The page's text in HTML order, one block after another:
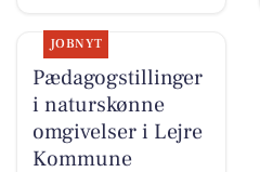
JOBNYT
Pædagogstillinger
i naturskønne
omgivelser i Lejre
Kommune